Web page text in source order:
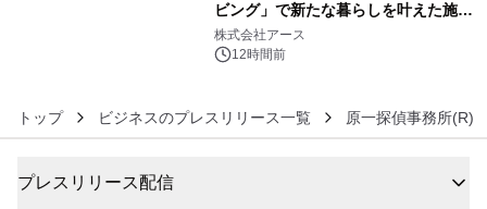
ビング」で新たな暮らしを叶えた施工
事例を株式会社アースが公開
株式会社アース
12時間前
トップ ビジネスのプレスリリース一覧 原一探偵事務所(R)
プレスリリース配信